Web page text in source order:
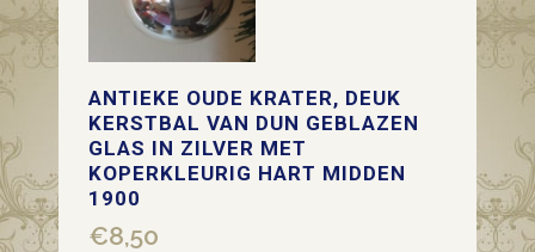
ANTIEKE OUDE KRATER, DEUK
KERSTBAL VAN DUN GEBLAZEN
GLAS IN ZILVER MET
KOPERKLEURIG HART MIDDEN
1900
€8,50